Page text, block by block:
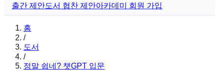
출간 제안도서 협찬 제안아카데미 회원 가입
홈
/
도서
/
정말 쉽네? 챗GPT 입문